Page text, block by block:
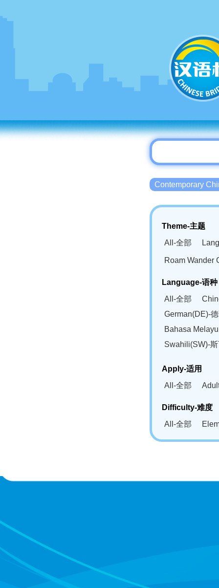
Contemporary
Theme-主题
All-全部
Roam Wander
Language-语种
All-全部
German(DE)-
Bahasa
Swahili(SW)-
Apply-适用
All-全部
Difficulty-难度
All-全部